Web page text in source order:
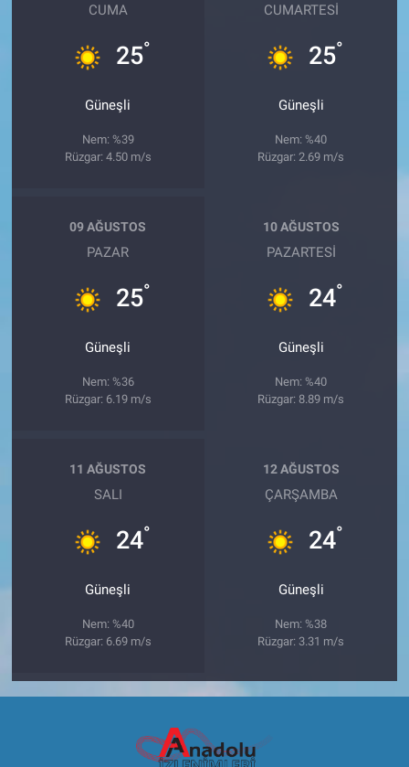
CUMA
25°
Güneşli
Nem: %39
Rüzgar: 4.50 m/s
CUMARTESI
25°
Güneşli
Nem: %40
Rüzgar: 2.69 m/s
09 AĞUSTOS
PAZAR
25°
Güneşli
Nem: %36
Rüzgar: 6.19 m/s
10 AĞUSTOS
PAZARTESI
24°
Güneşli
Nem: %40
Rüzgar: 8.89 m/s
11 AĞUSTOS
SALI
24°
Güneşli
Nem: %40
Rüzgar: 6.69 m/s
12 AĞUSTOS
ÇARŞAMBA
24°
Güneşli
Nem: %38
Rüzgar: 3.31 m/s